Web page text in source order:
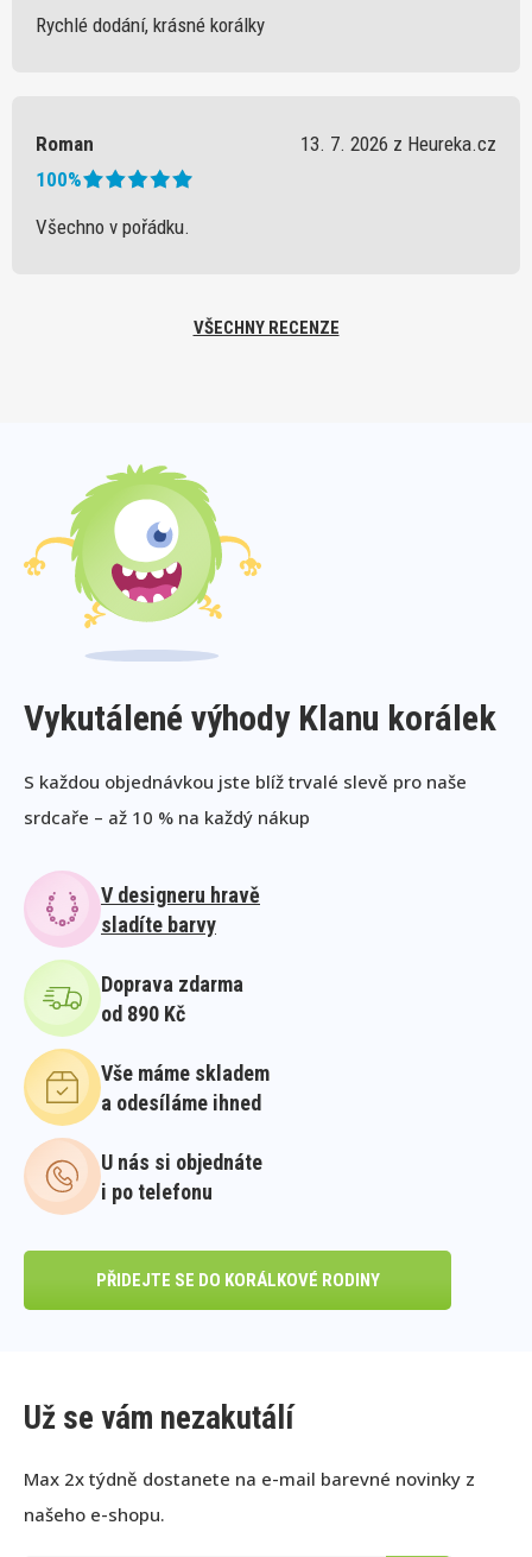
Rychlé dodání, krásné korálky
Roman
13. 7. 2026 z Heureka.cz
100%
Všechno v pořádku.
VŠECHNY RECENZE
Vykutálené výhody Klanu korálek
S každou objednávkou jste blíž trvalé slevě pro naše
srdcaře – až 10 % na každý nákup
V designeru hravě
sladíte barvy
Doprava zdarma
od 890 Kč
Vše máme skladem
a odesíláme ihned
U nás si objednáte
i po telefonu
PŘIDEJTE SE DO KORÁLKOVÉ RODINY
Už se vám nezakutálí
Max 2x týdně dostanete na e-mail barevné novinky z
našeho e-shopu.